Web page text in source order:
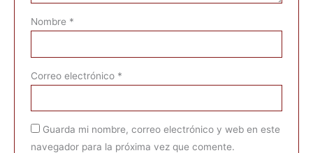
Nombre *
Correo electrónico *
Guarda mi nombre, correo electrónico y web en este
navegador para la próxima vez que comente.